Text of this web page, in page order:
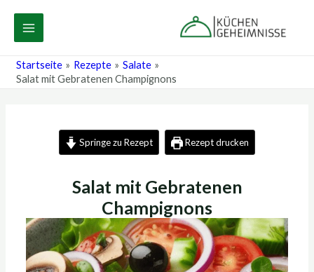
Inhalt
MAIN
MENU
Startseite Rezepte
Salate
Salat mit Gebratenen Champignons
Springe zu Rezept Rezept drucken
Salat mit Gebratenen
Champignons